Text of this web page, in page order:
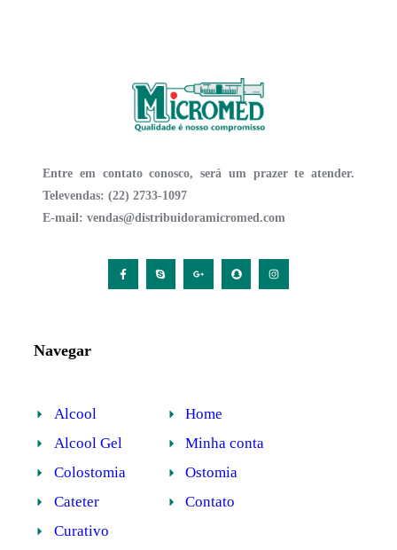
Entre em contato conosco, será um prazer te atender.
Televendas: (22) 2733-1097
E-mail: vendas@distribuidoramicromed.com
Navegar
Alcool
Alcool Gel
Colostomia
Cateter
Curativo
Home
Minha conta
Ostomia
Contato